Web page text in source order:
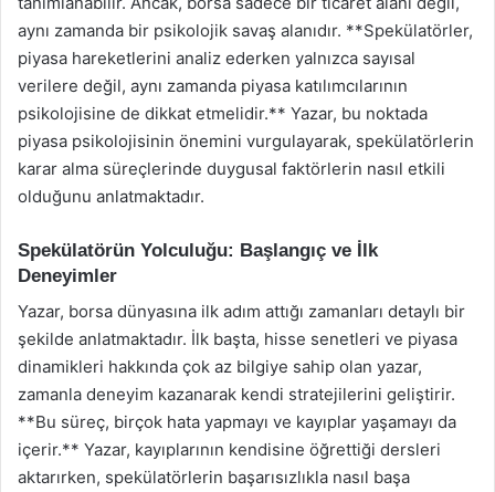
aynı zamanda bir psikolojik savaş alanıdır. **Spekülatörler,
piyasa hareketlerini analiz ederken yalnızca sayısal
verilere değil, aynı zamanda piyasa katılımcılarının
psikolojisine de dikkat etmelidir.** Yazar, bu noktada
piyasa psikolojisinin önemini vurgulayarak, spekülatörlerin
karar alma süreçlerinde duygusal faktörlerin nasıl etkili
olduğunu anlatmaktadır.
Spekülatörün Yolculuğu: Başlangıç ve İlk
Deneyimler
Yazar, borsa dünyasına ilk adım attığı zamanları detaylı bir
şekilde anlatmaktadır. İlk başta, hisse senetleri ve piyasa
dinamikleri hakkında çok az bilgiye sahip olan yazar,
zamanla deneyim kazanarak kendi stratejilerini geliştirir.
**Bu süreç, birçok hata yapmayı ve kayıplar yaşamayı da
içerir.** Yazar, kayıplarının kendisine öğrettiği dersleri
aktarırken, spekülatörlerin başarısızlıkla nasıl başa